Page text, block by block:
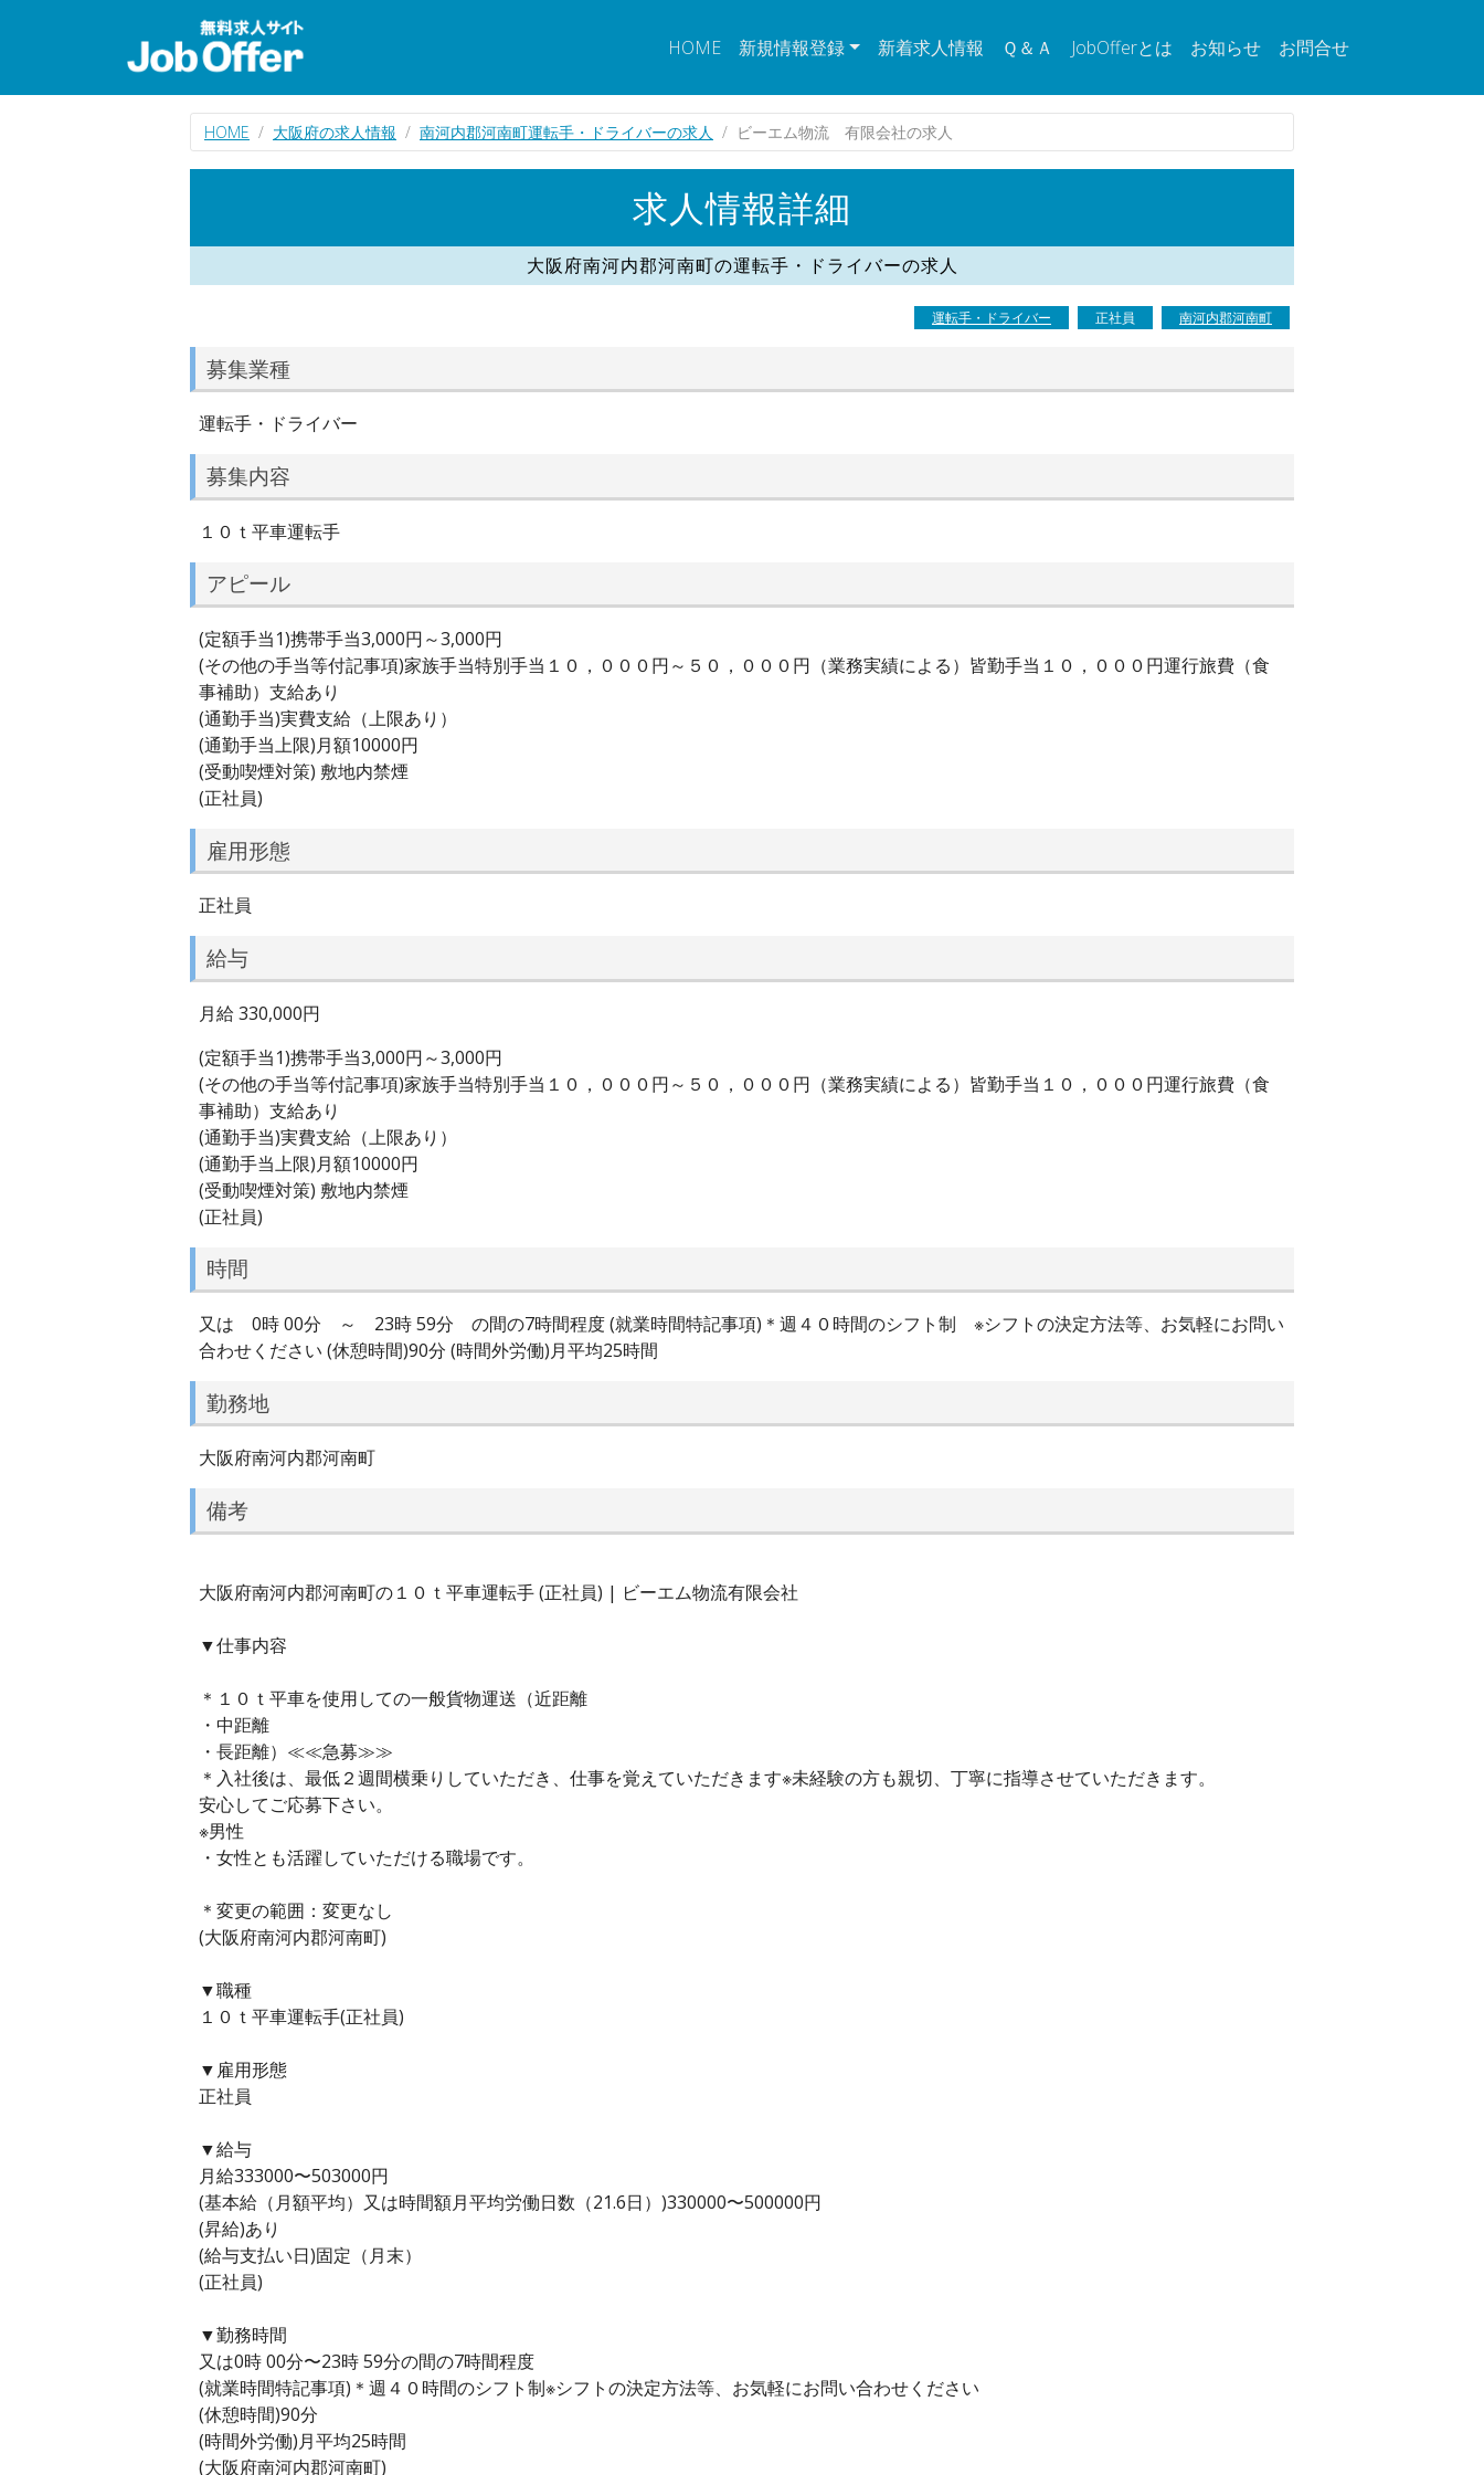
HOME 新規情報登録 新着求人情報 Ｑ＆Ａ JobOfferとは お知らせ お問合せ
HOME 大阪府の求人情報 南河内郡河南町運転手・ドライバーの求人 ビーエム物流 有限会社の求人
求人情報詳細
大阪府南河内郡河南町の運転手・ドライバーの求人
運転手・ドライバー 正社員 南河内郡河南町
募集業種
運転手・ドライバー
募集内容
１０ｔ平車運転手
アピール
(定額手当1)携帯手当3,000円～3,000円
(その他の手当等付記事項)家族手当特別手当１０，０００円～５０，０００円（業務実績による）皆勤手当１０，０００円運行旅費（食
事補助）支給あり
(通勤手当)実費支給（上限あり）
(通勤手当上限)月額10000円
(受動喫煙対策) 敷地内禁煙
(正社員)
雇用形態
正社員
給与
月給 330,000円
(定額手当1)携帯手当3,000円～3,000円
(その他の手当等付記事項)家族手当特別手当１０，０００円～５０，０００円（業務実績による）皆勤手当１０，０００円運行旅費（食
事補助）支給あり
(通勤手当)実費支給（上限あり）
(通勤手当上限)月額10000円
(受動喫煙対策) 敷地内禁煙
(正社員)
時間
又は 0時 00分 ～ 23時 59分 の間の7時間程度 (就業時間特記事項)＊週４０時間のシフト制 ※シフトの決定方法等、お気軽にお問い
合わせください (休憩時間)90分 (時間外労働)月平均25時間
勤務地
大阪府南河内郡河南町
備考
大阪府南河内郡河南町の１０ｔ平車運転手 (正社員) | ビーエム物流有限会社
▼仕事内容
＊１０ｔ平車を使用しての一般貨物運送（近距離
・中距離
・長距離）≪≪急募≫≫
＊入社後は、最低２週間横乗りしていただき、仕事を覚えていただきます※未経験の方も親切、丁寧に指導させていただきます。
安心してご応募下さい。
※男性
・女性とも活躍していただける職場です。
＊変更の範囲：変更なし
(大阪府南河内郡河南町)
▼職種
１０ｔ平車運転手(正社員)
▼雇用形態
正社員
▼給与
月給333000〜503000円
(基本給（月額平均）又は時間額月平均労働日数（21.6日）)330000〜500000円
(昇給)あり
(給与支払い日)固定（月末）
(正社員)
▼勤務時間
又は0時 00分〜23時 59分の間の7時間程度
(就業時間特記事項)＊週４０時間のシフト制※シフトの決定方法等、お気軽にお問い合わせください
(休憩時間)90分
(時間外労働)月平均25時間
(大阪府南河内郡河南町)